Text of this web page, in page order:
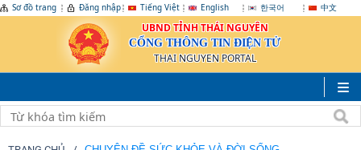
Sơ đồ trang Đăng nhập Tiếng Việt English 한국어 中文
UBND TỈNH THÁI NGUYÊN
CỔNG THÔNG TIN ĐIỆN TỬ
THAI NGUYEN PORTAL